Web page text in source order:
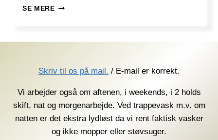
SE MERERENGØRING
Skriv til os på mail. / E-mail er korrekt.
Vi arbejder også om aftenen, i weekends, i 2 holds
skift, nat og morgenarbejde. Ved trappevask m.v. om
natten er det ekstra lydløst da vi rent faktisk vasker
og ikke mopper eller støvsuger.